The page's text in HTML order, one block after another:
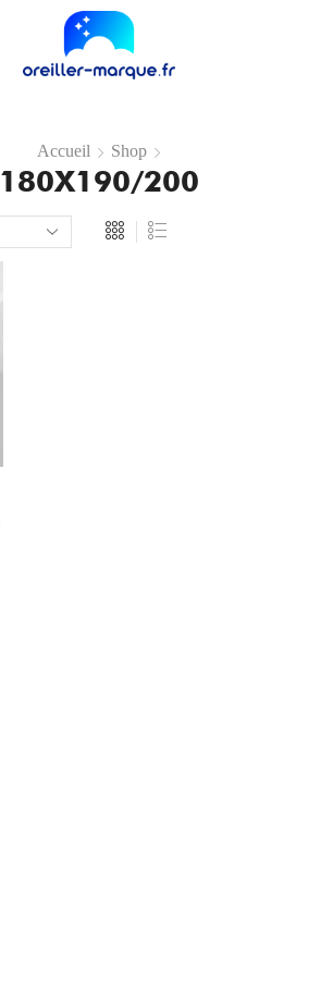
Accueil Shop
180X190/200